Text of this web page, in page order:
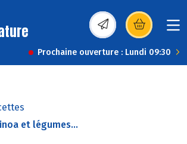
(s’ouvre dans une
Prochaine ouverture : Lundi 09:30
et légumes...